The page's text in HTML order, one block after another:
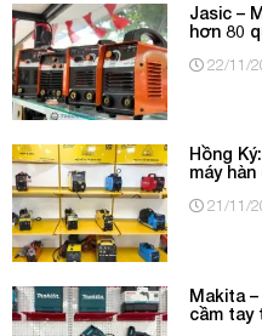
Jasic –
hơn 80
22/11/
Hồng
máy
21/11/
Makita
cầm tay